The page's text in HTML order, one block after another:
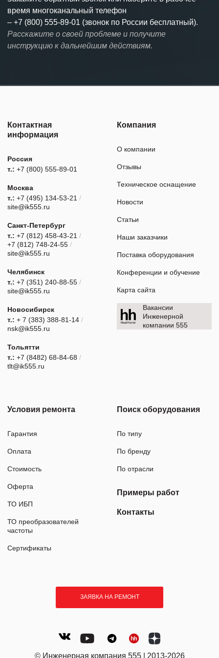
время многоканальный телефон
– +7 (800) 555-89-01 (звонок по России бесплатный).
Расскажите о своей проблеме и получите
инструкцию к дальнейшим действиям.
Контактная
информация
Россия
т.: +7 (800) 555-89-01
Москва
т.: +7 (495) 134-53-21 /
site@ik555.ru
Санкт-Петербург
т.: +7 (812) 458-43-21 /
+7 (812) 748-24-55 /
site@ik555.ru
Челябинск
т.: +7 (351) 240-88-55 /
site@ik555.ru
Новосибирск
т.: + 7 (383) 388-81-14 /
nsk@ik555.ru
Тольятти
т.: +7 (8482) 68-84-68 /
tlt@ik555.ru
Компания
О компании
Отзывы
Техническое оснащение
Новости
Статьи
Наши заказчики
Поставка оборудования
Конференции и обучение
Карта сайта
Вакансии
Инженерной
компании 555
Условия ремонта
Гарантия
Оплата
Стоимость
Оферта
ТО ИБП
ТО преобразователей
частоты
Сертификаты
Поиск оборудования
По типу
По бренду
По отрасли
Примеры работ
Контакты
ЗАЯВКА НА РЕМОНТ
© Инженерная компания 555 | 2013-2026